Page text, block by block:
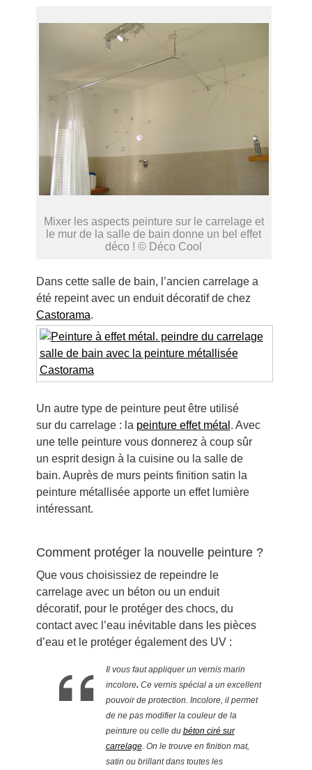
Mixer les aspects peinture sur le carrelage et
le mur de la salle de bain donne un bel effet
déco ! © Déco Cool
Dans cette salle de bain, l’ancien carrelage a
été repeint avec un enduit décoratif de chez
Castorama.
Un autre type de peinture peut être utilisé
sur du carrelage : la peinture effet métal . Avec
une telle peinture vous donnerez à coup sûr
un esprit design à la cuisine ou la salle de
bain. Auprès de murs peints finition satin la
peinture métallisée apporte un effet lumière
intéressant.
Comment protéger la nouvelle peinture ?
Que vous choisissiez de repeindre le
carrelage avec un béton ou un enduit
décoratif, pour le protéger des chocs, du
contact avec l’eau inévitable dans les pièces
d’eau et le protéger également des UV :
Il vous faut appliquer un vernis marin
incolore.Ce vernis spécial a un excellent
pouvoir de protection. Incolore, il permet
de ne pas modifier la couleur de la
peinture ou celle du béton ciré sur
carrelage. On le trouve en finition mat,
satin ou brillant dans toutes les